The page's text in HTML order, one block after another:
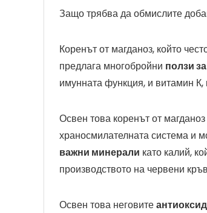
Защо трябва да обмислите
Коренът от магданоз, който
предлага многобройни ползи
имунната функция, и витамин К,
Освен това коренът от
храносмилателната система и
важни минерали като калий,
производството на червени
Освен това неговите